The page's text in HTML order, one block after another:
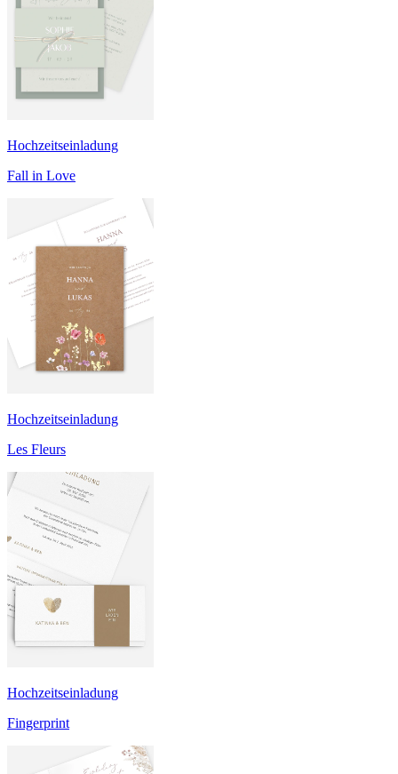
Hochzeitseinladung
Fall in Love
Hochzeitseinladung
Les Fleurs
Hochzeitseinladung
Fingerprint